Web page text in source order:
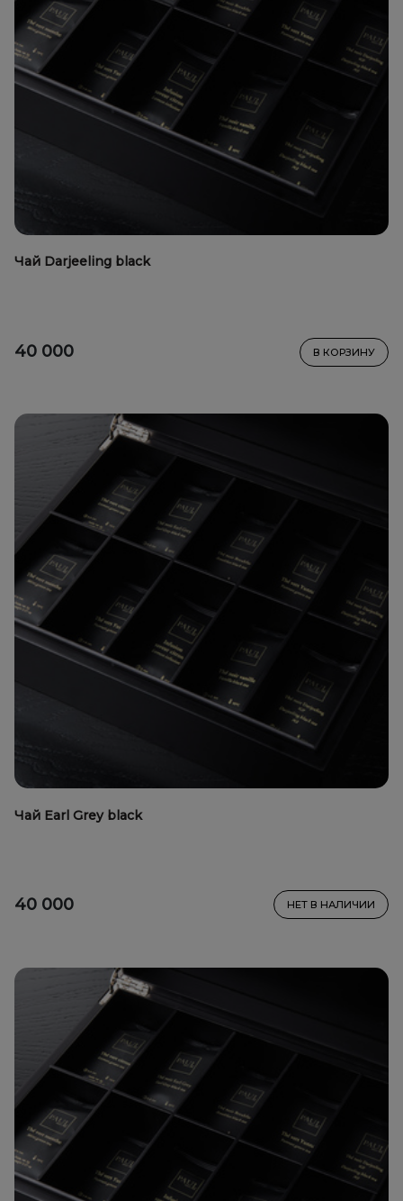
Чай Darjeeling black
40 000 В КОРЗИНУ
Чай Earl Grey black
40 000 НЕТ В НАЛИЧИИ